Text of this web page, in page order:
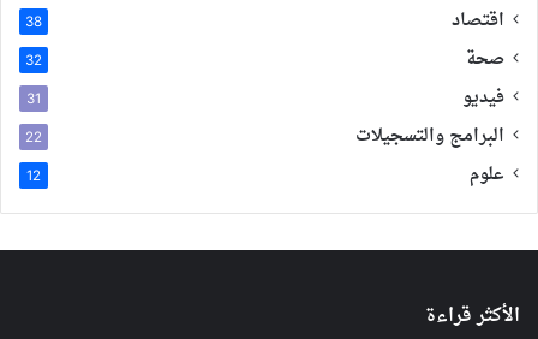
اقتصاد 38
صحة 32
فيديو 31
البرامج والتسجيلات 22
علوم 12
الأكثر قراءة